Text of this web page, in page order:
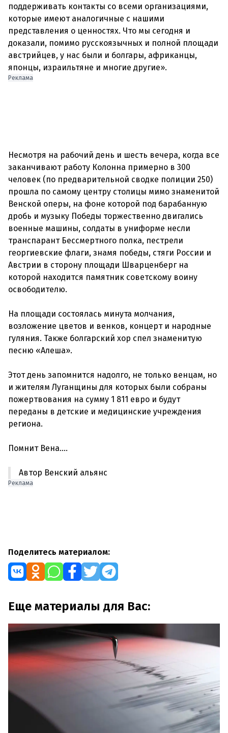
поддерживать контакты со всеми организациями,
которые имеют аналогичные с нашими
представления о ценностях. Что мы сегодня и
доказали, помимо русскоязычных и полной площади
австрийцев, у нас были и болгары, африканцы,
Реклама
Несмотря на рабочий день и шесть вечера, когда все
заканчивают работу Колонна примерно в 300
человек (по предварительной сводке полиции 250)
прошла по самому центру столицы мимо знаменитой
Венской оперы, на фоне которой под барабанную
дробь и музыку Победы торжественно двигались
военные машины, солдаты в униформе несли
транспарант Бессмертного полка, пестрели
георгиевские флаги, знамя победы, стяги России и
Австрии в сторону площади Шварценберг на
которой находится памятник советскому воину
освободителю.
На площади состоялась минута молчания,
возложение цветов и венков, концерт и народные
гуляния. Также болгарский хор спел знаменитую
песню «Алеша».
Этот день запомнится надолго, не только венцам, но
и жителям Луганщины для которых были собраны
пожертвования на сумму 1 811 евро и будут
переданы в детские и медицинские учреждения
региона.
Автор Венский альянс
Реклама
Поделитесь материалом:
Еще материалы для Вас: